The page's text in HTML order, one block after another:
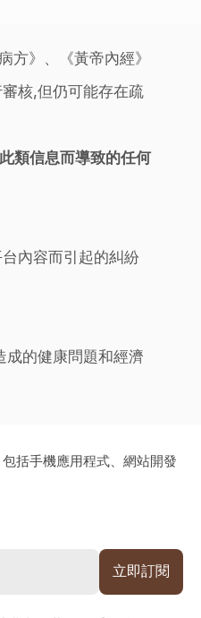
方》、《黃帝內經》
核,但仍可能存在疏
類信息而導致的任何
內容而引起的糾紛
成的健康問題和經濟
括手機應用程式、網站開發